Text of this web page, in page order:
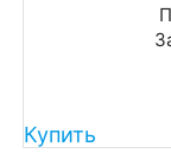
Купить